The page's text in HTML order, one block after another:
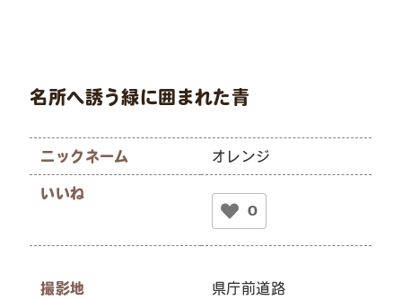
名所へ誘う緑に囲まれた青
ニックネーム オレンジ
いいね
0
撮影地 県庁前道路